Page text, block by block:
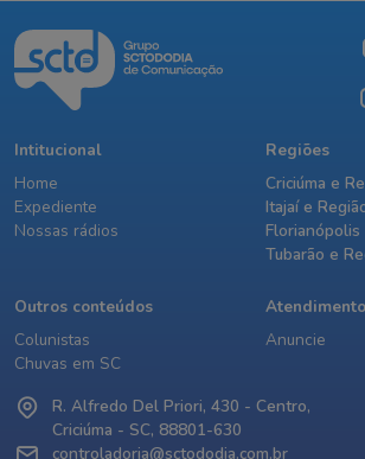
Intitucional
Home
Expediente
Nossas rádios
Regiões
Criciúma e
Itajaí e
Florianópolis
Tubarão e
Outros conteúdos
Colunistas
Chuvas em SC
Atendimento
Anuncie
R. Alfredo Del Priori, 430 - Centro,
Criciúma - SC, 88801-630
controladoria@sctododia.com.br